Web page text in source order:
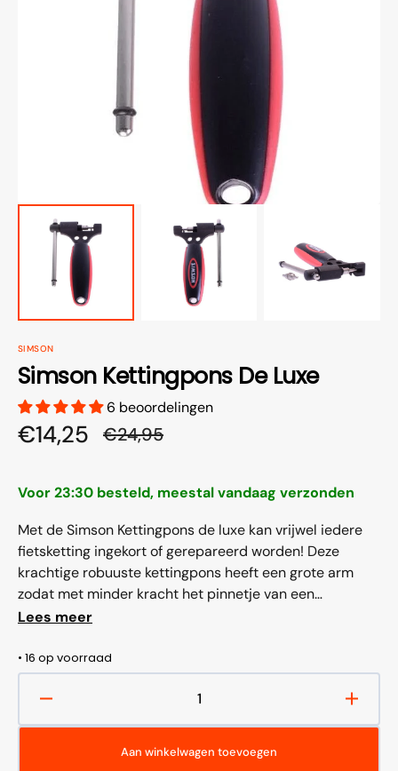
SIMSON
Simson Kettingpons De Luxe
6 beoordelingen
Aanbiedingsprijs
€14,25
Normale
€24,95
Voor 23:30 besteld, meestal vandaag verzonden
Met de Simson Kettingpons de luxe kan vrijwel iedere
fietsketting ingekort of gerepareerd worden! Deze
krachtige robuuste kettingpons heeft een grote arm
zodat met minder kracht het pinnetje van een
kettingschakel naar buiten kan worden gedrukt.
Lees meer
• 16 op voorraad
verlagen
Aantal
Aan winkelwagen toevoegen